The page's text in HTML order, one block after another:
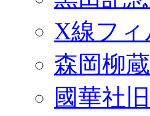
X線フ
森岡柳
國華社